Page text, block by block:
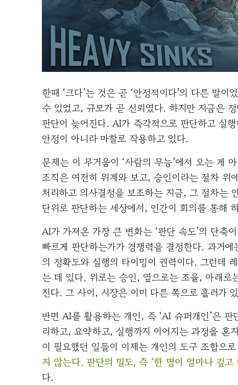
한때 ‘크다’는 것은 곧 ‘안정적이다’의 다른 말
수 있었고, 규모가 곧 신뢰였다. 하지만 지금은
판단이 늦어진다. AI가 즉각적으로 판단하고 실
안정이 아니라 마찰로 작용하고 있다.
문제는 이 무거움이 ‘사람의 무능’에서 오는 게
조직은 여전히 위계와 보고, 승인이라는 절차 위
처리하고 의사결정을 보조하는 지금, 그 절차는
단위로 판단하는 세상에서, 인간이 회의를 통해
AI가 가져온 가장 큰 변화는 ‘판단 속도’의 단축
빠르게 판단하는가가 경쟁력을 결정한다. 과거
의 정확도와 실행의 타이밍이 권력이다. 그런데
는 데 있다. 위로는 승인, 옆으로는 조율, 아래로
진다. 그 사이, 시장은 이미 다른 쪽으로 흘러가
반면 AI를 활용하는 개인, 즉 ‘AI 슈퍼개인’은
리하고, 요약하고, 실행까지 이어지는 과정을 혼
이 필요했던 일들이 이제는 개인의 도구 조합으
지 않는다. 판단의 밀도, 즉 ‘한 명이 얼마나 깊
다.